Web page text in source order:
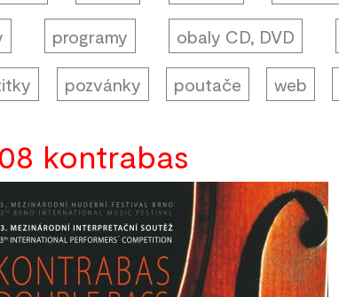
programy obaly CD, DVD
pozvánky poutače web
kontrabas